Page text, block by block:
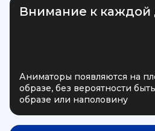
Внимание к каждой
Аниматоры появляются на
образе, без вероятности
образе или наполовину